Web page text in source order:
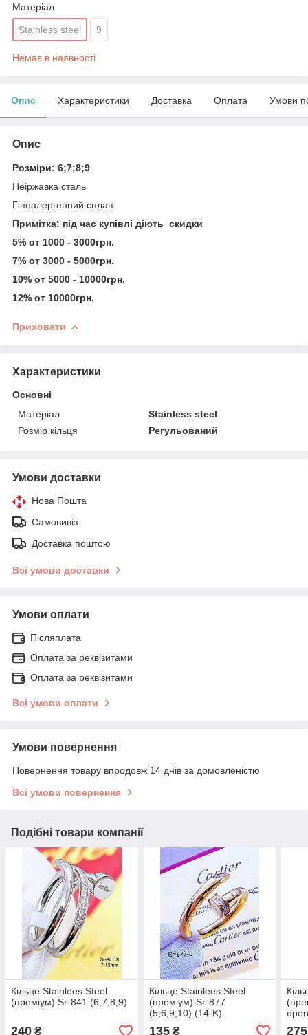
Матеріал
Stainless steel 9
Немає в наявності
Опис Характеристики Доставка Оплата Умови
Опис
Розміри: 6;7;8;9
Неіржавка сталь
Гіпоалергенний сплав
Примітка: під час купівлі діють скидки
5% от 1000 - 3000грн.
7% от 3000 - 5000грн.
10% от 5000 - 10000грн.
12% от 10000грн.
Приховати
Характеристики
Основні
Матеріал
Stainless steel
Розмір кільця
Регульований
Умови доставки
Нова Пошта
Самовивіз
Доставка поштою
Всі умови доставки
Умови оплати
Післяплата
Оплата за реквізитами
Оплата за реквізитами
Всі умови оплати
Умови повернення
Повернення товару впродовж 14 днів за домовленістю
Всі умови повернення
Подібні товари компанії
Кільце Stainlees Steel
(преміум) Sr-841 (6,7,8,9)
240 ₴
Кільце Stainlees Steel
(преміум) Sr-877
(5,6,9,10) (14-K)
135₴ 275